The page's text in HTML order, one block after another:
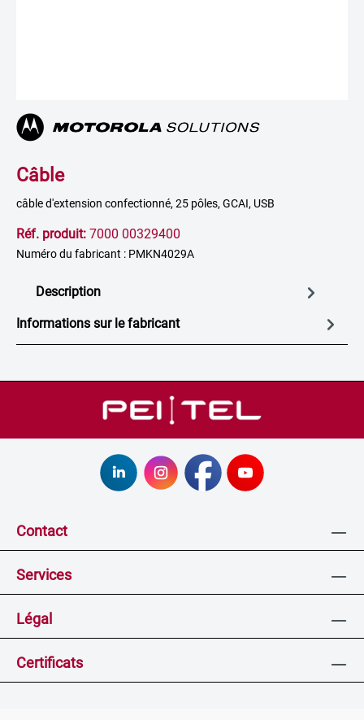
Câble
câble d'extension confectionné, 25 pôles, GCAI, USB
Réf. produit: 7000 00329400
Numéro du fabricant : PMKN4029A
Description
Informations sur le fabricant
Contact
Services
Légal
Certificats